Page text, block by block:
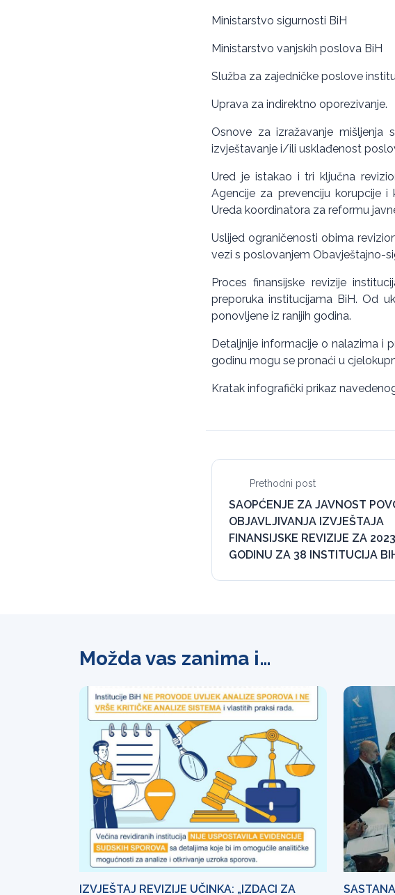
Ministarstvo sigurnosti BiH
Ministarstvo vanjskih poslova BiH
Služba za zajedničke poslove
Uprava za indirektno oporezivanje.
Osnove za izražavanje mišljenja
izvještavanje i/ili usklađenost
Ured je istakao i tri ključna
Agencije za prevenciju korupcije
Ureda koordinatora za reformu
Uslijed ograničenosti obima
vezi s poslovanjem Obavještajno-
Proces finansijske revizije
preporuka institucijama BiH. Od
ponovljene iz ranijih godina.
Detaljnije informacije o nalazima i
godinu mogu se pronaći u
Kratak infografički prikaz
Prethodni post
SAOPĆENJE ZA JAVNOST
OBJAVLJIVANJA IZVJEŠTAJA
FINANSIJSKE REVIZIJE ZA
GODINU ZA 38 INSTITUCIJA
Možda vas zanima i…
IZVJEŠTAJ REVIZIJE UČINKA: „IZDACI ZA